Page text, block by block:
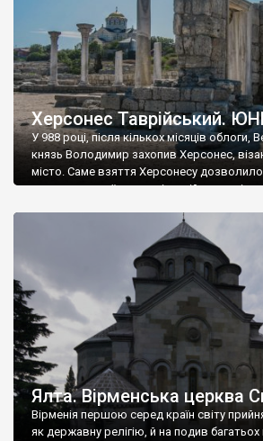
Херсонес Таврійський.
У 988 році, після кількох місяців облоги,
князь Володимир захопив Херсонес,
місто. Саме взяття Херсонесу
диктувати свої умови візантійському
Херсонесі Володимир-язичник, став
А потім було Хрещення Русі. На честь
Ялта. Вірменська церква
Вірменія першою серед країн світу
як державну релігію, й на подив багатьох